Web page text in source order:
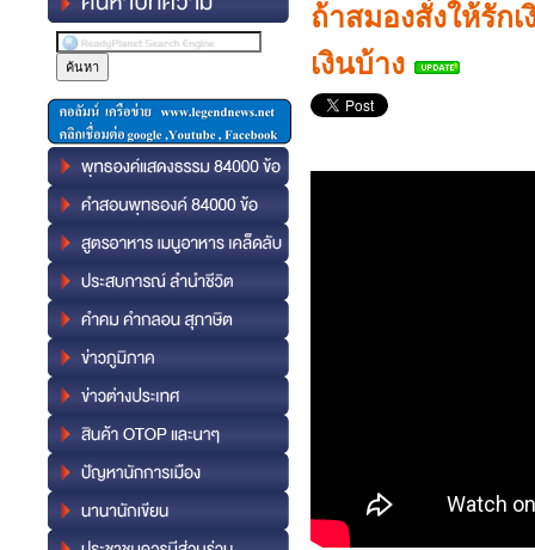
ถ้าสมองสั่งให้รัก
เงินบ้าง